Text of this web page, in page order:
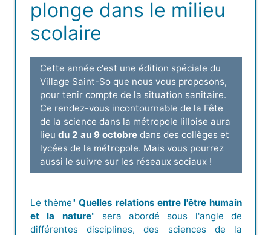
plonge dans le milieu
scolaire
Cette année c'est une édition spéciale du
Village Saint-So que nous vous proposons,
pour tenir compte de la situation sanitaire.
Ce rendez-vous incontournable de la Fête
de la science dans la métropole lilloise aura
lieu du 2 au 9 octobre dans des collèges et
lycées de la métropole. Mais vous pourrez
aussi le suivre sur les réseaux sociaux !
Le thème" Quelles relations entre l'être humain
et la nature" sera abordé sous l'angle de
différentes disciplines, des sciences de la